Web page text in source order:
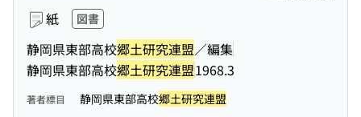
紙 図書
静岡県東部高校郷土研究連盟／編集
静岡県東部高校郷土研究連盟1968.3
著者標目 静岡県東部高校郷土研究連盟